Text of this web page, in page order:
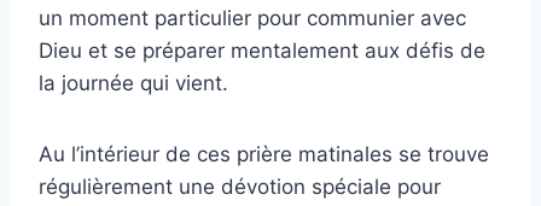
un moment particulier pour communier avec
Dieu et se préparer mentalement aux défis de
la journée qui vient.
Au l’intérieur de ces prière matinales se trouve
régulièrement une dévotion spéciale pour